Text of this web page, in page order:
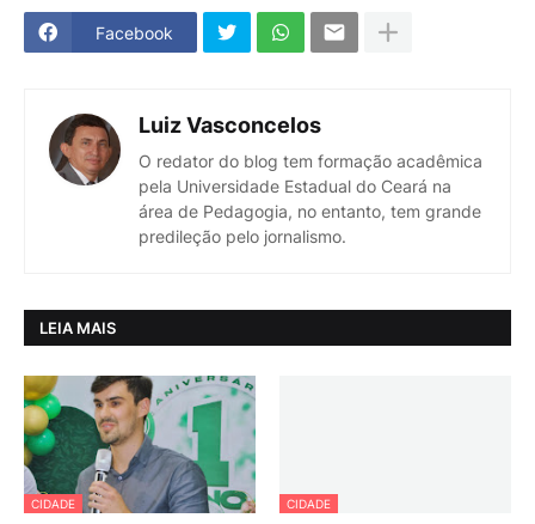
Facebook
Luiz Vasconcelos
O redator do blog tem formação acadêmica
pela Universidade Estadual do Ceará na
área de Pedagogia, no entanto, tem grande
predileção pelo jornalismo.
LEIA MAIS
CIDADE CIDADE